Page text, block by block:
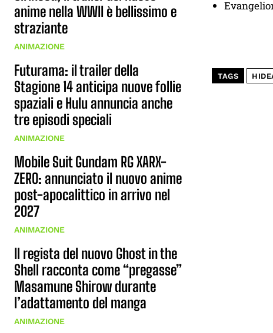
anime nella WWII è bellissimo e
straziante
ANIMAZIONE
Futurama: il trailer della
Stagione 14 anticipa nuove follie
spaziali e Hulu annuncia anche
tre episodi speciali
ANIMAZIONE
Mobile Suit Gundam RG XARX-
ZERO: annunciato il nuovo anime
post-apocalittico in arrivo nel
2027
ANIMAZIONE
Il regista del nuovo Ghost in the
Shell racconta come “pregasse”
Masamune Shirow durante
l’adattamento del manga
ANIMAZIONE
TAGS